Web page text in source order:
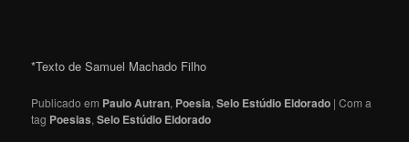
*Texto de Samuel Machado Filho
Publicado em Paulo Autran, Poesia,Selo Estúdio Eldorado |Com a
tag Poesias,Selo Estúdio Eldorado